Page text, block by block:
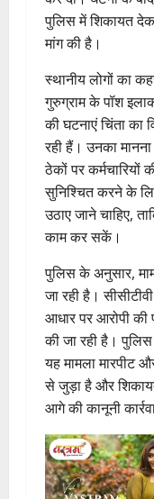
पुलिस में शिकायत
मांग की है।
स्थानीय लोगों का
गुरुग्राम के पॉश
की घटनाएं चिंता का
रही हैं। उनका
ठेकों पर कर्मचारियों
सुनिश्चित करने के
उठाए जाने चाहिए,
काम कर सकें।
पुलिस के अनुसार,
जा रही है।
आधार पर आरोपी की
की जा रही है।
यह मामला मारपीट
से जुड़ा है और
आगे की कानूनी